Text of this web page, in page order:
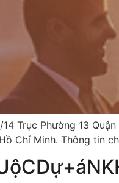
Trục Phường 13
Chí Minh. Thông tin